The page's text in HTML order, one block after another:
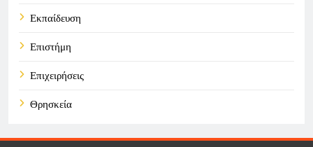
Εκπαίδευση
Επιστήμη
Επιχειρήσεις
Θρησκεία